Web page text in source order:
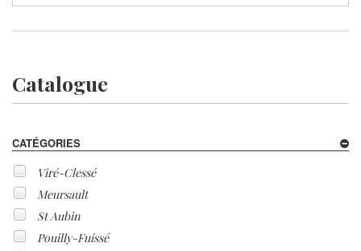
Catalogue
CATÉGORIES
Viré-Clessé
Meursault
St Aubin
Pouilly-Fuissé